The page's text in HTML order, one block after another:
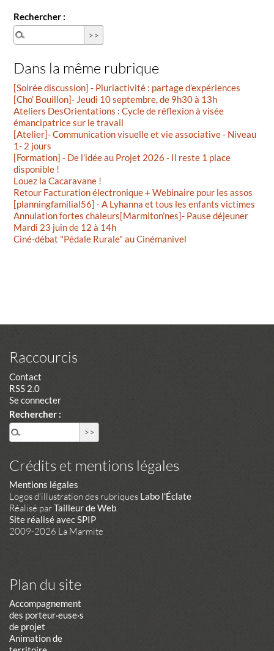
Rechercher :
Dans la même rubrique
[Soirée discussion] - Pluriactivité : partage d’expériences
[Cho’ Bouillon]- Jeudi 10 septembre, de 9h30 à 13h
Ateliers DesOrientations : Cycle de réflexion à visée
émancipatrice sur le travail
[Atelier]- Communication visuelle et vie associative - Niveau
1- 2 jours
[Formation] - De l’idée au Projet 2026 - Il reste 1 place
disponible !
Louez la Cacaravane !
Retour Facturation électronique + Webinaire pour les assos
[planningfamilial56] - A Lyhanna et tous les enfants victimes
Annulation fortes chaleurs[Marmiton’nes]- Pause déjeuner
Mardi 23 juin de 12 à 14h
Ciné-débat "Pédale Rurale" au Cinémanivel
Raccourcis
Contact
RSS 2.0
Se connecter
Rechercher :
Crédits et mentions légales
Mentions légales
Logos d'illustration des rubriques Labo l'Éclate
Réalisé parTailleur de Web.
Site réalisé avec SPIP
2009-2026 La Marmite
Plan du site
Accompagnement
des porteur·euse·s
de projet
Animation de